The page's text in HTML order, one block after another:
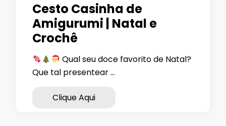
Cesto Casinha de
Amigurumi | Natal e
Crochê
Qual seu doce favorito de Natal?
Que tal presentear …
Clique Aqui